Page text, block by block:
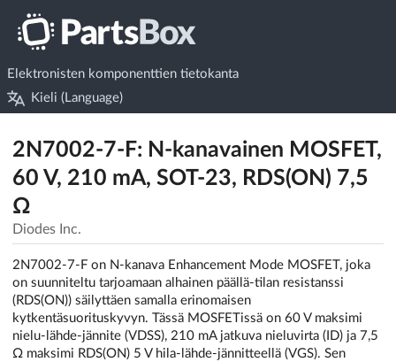
Elektronisten komponenttien tietokanta
Kieli (Language)
2N7002-7-F: N-kanavainen MOSFET,
60 V, 210 mA, SOT-23, RDS(ON) 7,5
Ω
Diodes Inc.
2N7002-7-F on N-kanava Enhancement Mode MOSFET, joka
on suunniteltu tarjoamaan alhainen päällä-tilan resistanssi
(RDS(ON)) säilyttäen samalla erinomaisen
kytkentäsuorituskyvyn. Tässä MOSFETissä on 60 V maksimi
nielu-lähde-jännite (VDSS), 210 mA jatkuva nieluvirta (ID) ja 7,5
Ω maksimi RDS(ON) 5 V hila-lähde-jännitteellä (VGS). Sen